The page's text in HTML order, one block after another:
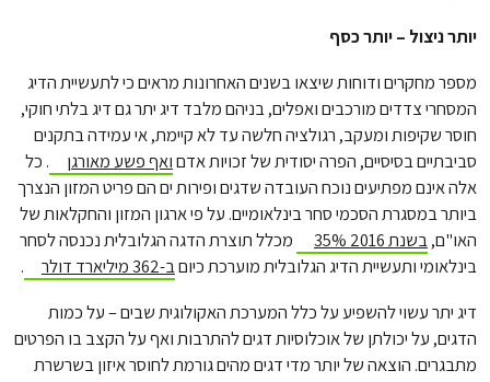
יותר ניצול – יותר כסף
מספר מחקרים ודוחות שיצאו בשנים האחרונות מראים כי לתעשיית הדיג
המסחרי צדדים מורכבים ואפלים, בניהם מלבד דיג יתר גם דיג בלתי חוקי,
חוסר שקיפות ומעקב, רגולציה חלשה עד לא קיימת, אי עמידה בתקנים
סביבתיים בסיסיים, הפרה יסודית של זכויות אדםואף פשע מאורגן
. כל
אלה אינם מפתיעים נוכח העובדה שדגים ופירות ים הם פריט המזון הנצרך
ביותר במסגרת הסכמי סחר בינלאומיים. על פי ארגון המזון והחקלאות של
האו"ם,בשנת 2016 35%
מכלל תוצרת הדגה הגלובלית נכנסה לסחר
בינלאומי ותעשיית הדיג הגלובלית מוערכת כיוםב-362 מיליארד דולר
.
דיג יתר עשוי להשפיע על כלל המערכת האקולוגית שבים – על כמות
הדגים, על יכולתן של אוכלוסיות דגים להתרבות ואף על הקצב בו הפרטים
מתבגרים. הוצאה של יותר מדי דגים מהים גורמת לחוסר איזון בשרשרת